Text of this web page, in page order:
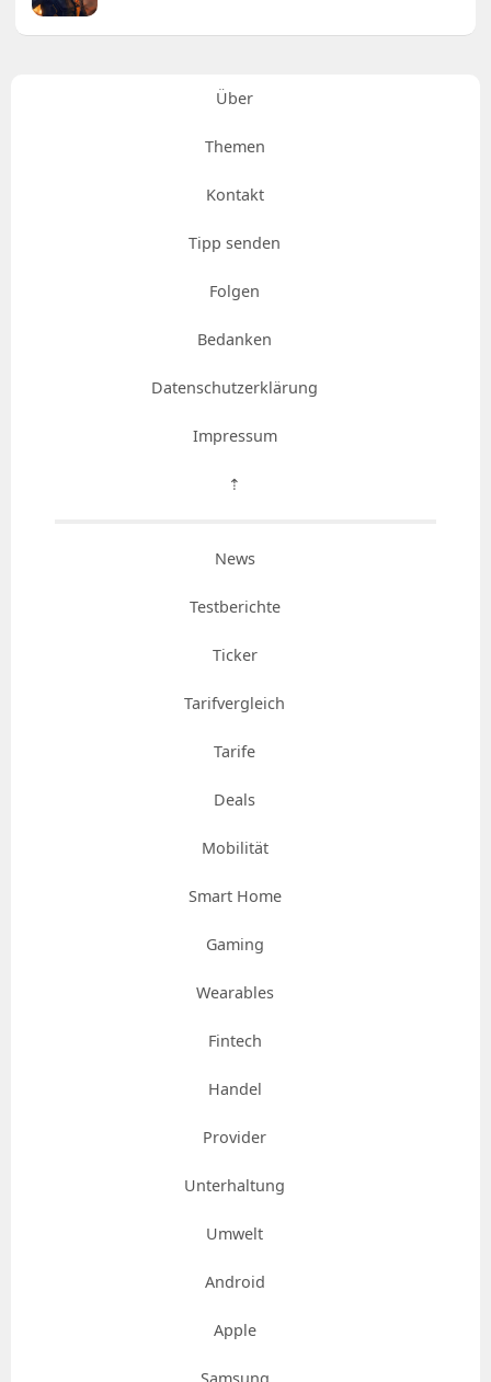
Über
Themen
Kontakt
Tipp senden
Folgen
Bedanken
Datenschutzerklärung
Impressum
⇡
News
Testberichte
Ticker
Tarifvergleich
Tarife
Deals
Mobilität
Smart Home
Gaming
Wearables
Fintech
Handel
Provider
Unterhaltung
Umwelt
Android
Apple